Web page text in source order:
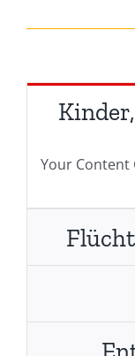
Your Content